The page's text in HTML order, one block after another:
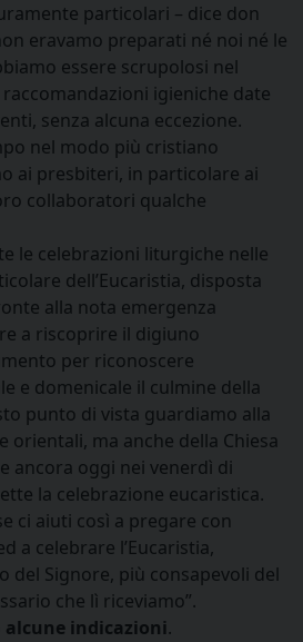
particolari – dice don
eravamo preparati né noi né le
essere scrupolosi nel
igieniche date
senza alcuna eccezione.
nel modo più cristiano
ai presbiteri, in particolare ai
collaboratori qualche
le celebrazioni liturgiche nelle
dell’Eucaristia, disposta
alla nota emergenza
a riscoprire il digiuno
per riconoscere
e domenicale il culmine della
punto di vista guardiamo alla
orientali, ma anche della Chiesa
ancora oggi nei venerdì di
la celebrazione eucaristica.
ci aiuti così a pregare con
a celebrare l’Eucaristia,
del Signore, più consapevoli del
che lì riceviamo”.
alcune indicazioni.